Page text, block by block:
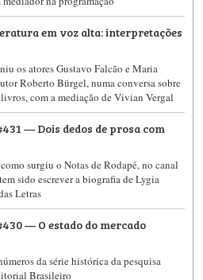
em voz alta: interpretações
os atores Gustavo Falcão e Maria
Roberto Bürgel, numa conversa sobre
com a mediação de Vivian Vergal
— Dois dedos de prosa com
surgiu o Notas de Rodapé, no canal
sido escrever a biografia de Lygia
Letras
— O estado do mercado
da série histórica da pesquisa
Brasileiro